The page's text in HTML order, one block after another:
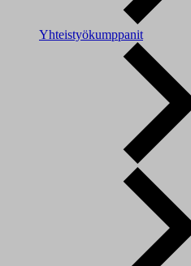
Yhteistyökumppanit